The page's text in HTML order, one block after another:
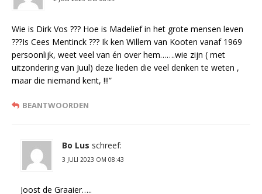
Wie is Dirk Vos ??? Hoe is Madelief in het grote mensen leven
???Is Cees Mentinck ??? Ik ken Willem van Kooten vanaf 1969
persoonlijk, weet veel van én over hem…….wie zijn ( met
uitzondering van Juul) deze lieden die veel denken te weten ,
maar die niemand kent, !!!”
BEANTWOORDEN
Bo Lus schreef:
3 JULI 2023 OM 08:43
Joost de Graaier…..